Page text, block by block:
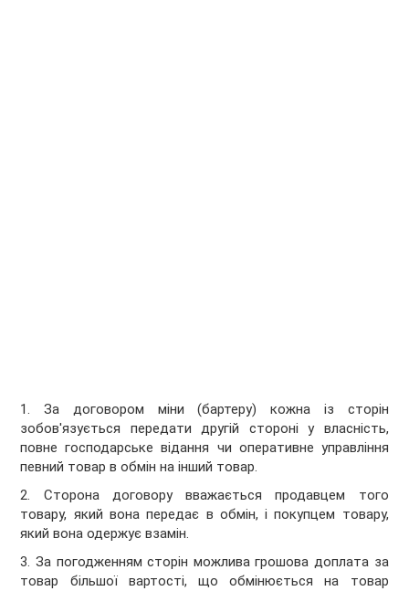
1. За договором міни (бартеру) кожна із сторін
зобов'язується передати другій стороні у власність,
повне господарське відання чи оперативне управління
певний товар в обмін на інший товар.
2. Сторона договору вважається продавцем того
товару, який вона передає в обмін, і покупцем товару,
який вона одержує взамін.
3. За погодженням сторін можлива грошова доплата за
товар більшої вартості, що обмінюється на товар